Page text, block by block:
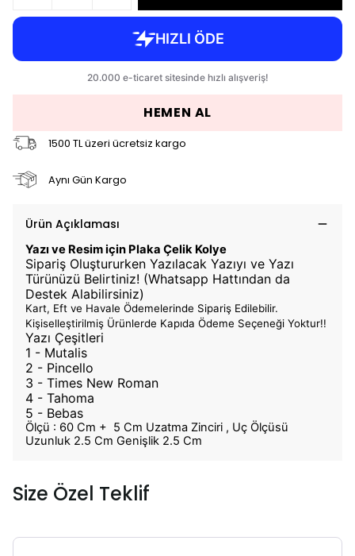
HEMEN AL
1500 TL üzeri ücretsiz kargo
Aynı Gün Kargo
Ürün Açıklaması
Yazı ve Resim için Plaka Çelik Kolye
Sipariş Oluştururken Yazılacak Yazıyı ve Yazı
Türünüzü Belirtiniz! (Whatsapp Hattından da
Destek Alabilirsiniz)
Kart, Eft ve Havale Ödemelerinde Sipariş Edilebilir.
Kişiselleştirilmiş Ürünlerde Kapıda Ödeme Seçeneği Yoktur!!
Yazı Çeşitleri
1 - Mutalis
2 - Pincello
3 - Times New Roman
4 - Tahoma
5 - Bebas
Ölçü : 60 Cm + 5 Cm Uzatma Zinciri , Uç Ölçüsü
Uzunluk 2.5 Cm Genişlik 2.5 Cm
Size Özel Teklif